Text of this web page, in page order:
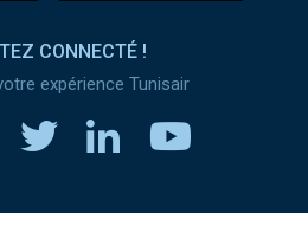
CONNECTÉ !
expérience Tunisair